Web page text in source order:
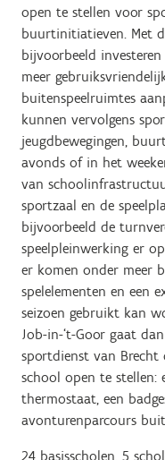
open te stellen voor
buurtinitiatieven. Met
bijvoorbeeld
meer
buitenspeelruimtes
kunnen vervolgens
jeugdbewegingen,
avonds of in het
van
sportzaal en de
bijvoorbeeld de
speelpleinwerking er
er komen onder meer
spelelementen en een
seizoen gebruikt kan
Job-in-‘t-Goor gaat
sportdienst van
school open te stellen:
thermostaat, een
avonturenparcours
24 basisscholen, 5